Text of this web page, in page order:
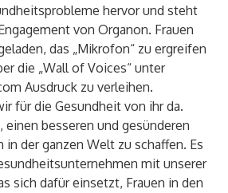
hervor und steht
von Organon. Frauen
das „Mikrofon“ zu ergreifen
die „Wall of Voices“ unter
Ausdruck zu verleihen.
für die Gesundheit von ihr da.
einen besseren und gesünderen
in der ganzen Welt zu schaffen. Es
mit unserer
sich dafür einsetzt, Frauen in den